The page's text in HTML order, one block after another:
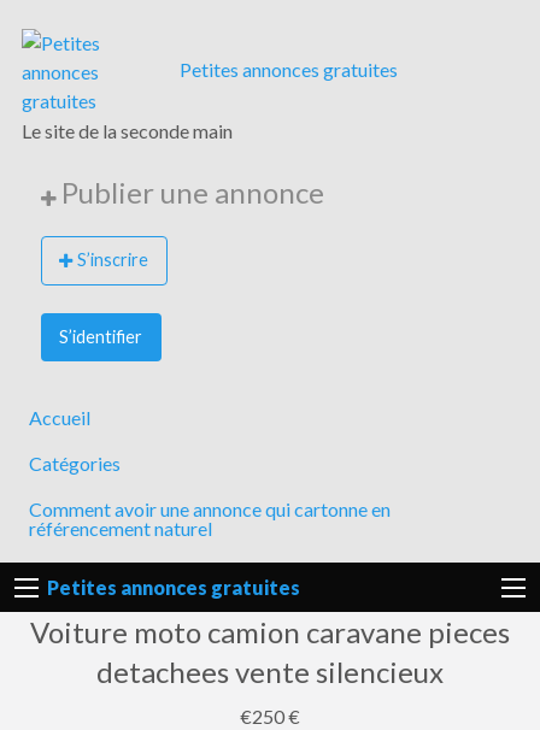
Petites annonces gratuites
Le site de la seconde main
Publier une annonce
S’inscrire
S’identifier
Accueil
Catégories
Comment avoir une annonce qui cartonne en
référencement naturel
Petites annonces gratuites
Voiture moto camion caravane pieces
detachees vente silencieux
€250 €